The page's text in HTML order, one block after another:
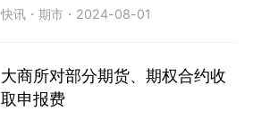
快讯 ・期市 ・ 2024-08-01
大商所对部分期货、期权合约收
取申报费